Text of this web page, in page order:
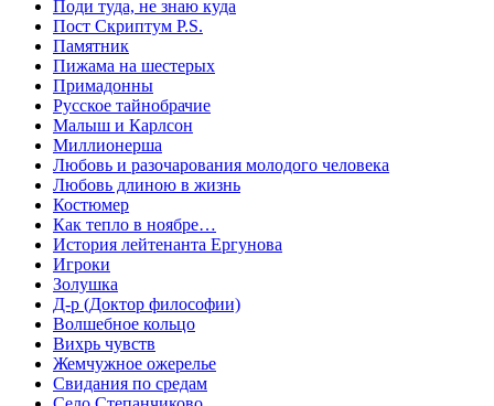
Поди туда, не знаю куда
Пост Скриптум P.S.
Памятник
Пижама на шестерых
Примадонны
Русское тайнобрачие
Малыш и Карлсон
Миллионерша
Любовь и разочарования молодого человека
Любовь длиною в жизнь
Костюмер
Как тепло в ноябре…
История лейтенанта Ергунова
Игроки
Золушка
Д-р (Доктор философии)
Волшебное кольцо
Вихрь чувств
Жемчужное ожерелье
Свидания по средам